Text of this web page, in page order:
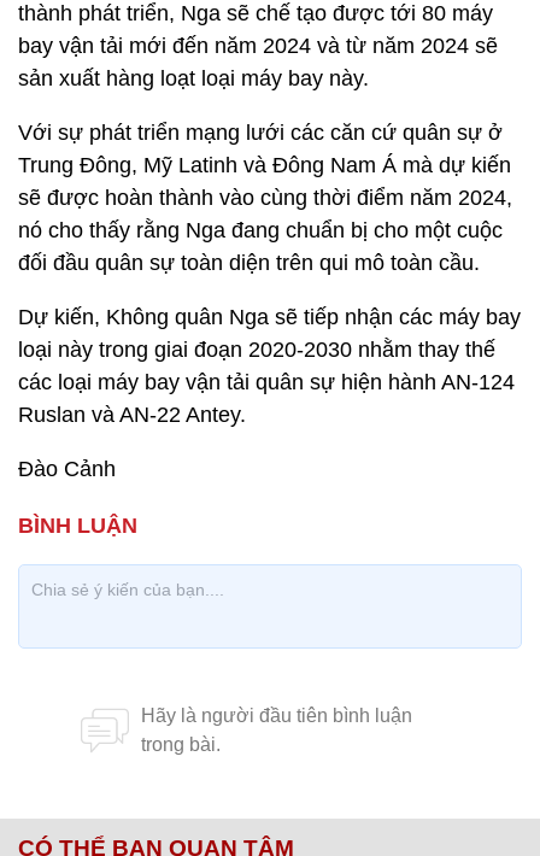
thành phát triển, Nga sẽ chế tạo được tới 80 máy
bay vận tải mới đến năm 2024 và từ năm 2024 sẽ
sản xuất hàng loạt loại máy bay này.
Với sự phát triển mạng lưới các căn cứ quân sự ở
Trung Đông, Mỹ Latinh và Đông Nam Á mà dự kiến
sẽ được hoàn thành vào cùng thời điểm năm 2024,
nó cho thấy rằng Nga đang chuẩn bị cho một cuộc
đối đầu quân sự toàn diện trên qui mô toàn cầu.
Dự kiến, Không quân Nga sẽ tiếp nhận các máy bay
loại này trong giai đoạn 2020-2030 nhằm thay thế
các loại máy bay vận tải quân sự hiện hành AN-124
Ruslan và AN-22 Antey.
Đào Cảnh
CÓ THỂ BẠN QUAN TÂM